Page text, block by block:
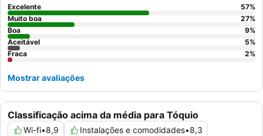
superando muitas vezes as ofertas típicas de hotéis de
negócios. Para uma experiência mais tranquila, os hóspedes são
aconselhados a solicitar um quarto virado para o jardim.
Classificação acima da média para Tóquio
Wi-fi•8,9 Instalações e comodidades•8,3
Excelente 57%
Muito boa
27%
Boa
9%
Aceitável
5%
Fraca
2%
Mostrar avaliações